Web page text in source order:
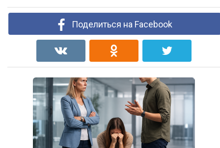
Поделиться на Facebook